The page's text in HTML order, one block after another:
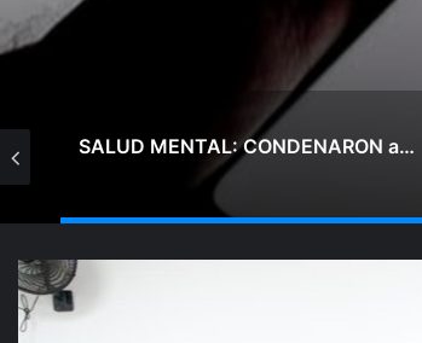
San Cayetano: Paz, Pan y Trabajo «tenemos que aprender a dialogar y a tratarnos bien» Mons. García Cuerva